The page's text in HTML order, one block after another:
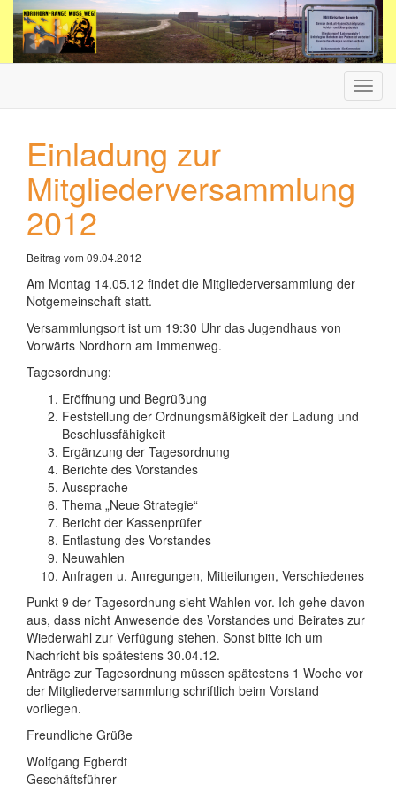
ein-/
Einladung zur
Mitgliederversammlung
2012
Beitrag vom 09.04.2012
Am Montag 14.05.12 findet die Mitgliederversammlung der
Notgemeinschaft statt.
Versammlungsort ist um 19:30 Uhr das Jugendhaus von
Vorwärts Nordhorn am Immenweg.
Tagesordnung:
Eröffnung und Begrüßung
Feststellung der Ordnungsmäßigkeit der Ladung und
Beschlussfähigkeit
Ergänzung der Tagesordnung
Berichte des Vorstandes
Aussprache
Thema „Neue Strategie“
Bericht der Kassenprüfer
Entlastung des Vorstandes
Neuwahlen
Anfragen u. Anregungen, Mitteilungen, Verschiedenes
Punkt 9 der Tagesordnung sieht Wahlen vor. Ich gehe davon
aus, dass nicht Anwesende des Vorstandes und Beirates zur
Wiederwahl zur Verfügung stehen. Sonst bitte ich um
Nachricht bis spätestens 30.04.12.
Anträge zur Tagesordnung müssen spätestens 1 Woche vor
der Mitgliederversammlung schriftlich beim Vorstand
vorliegen.
Freundliche Grüße
Wolfgang Egberdt
Geschäftsführer